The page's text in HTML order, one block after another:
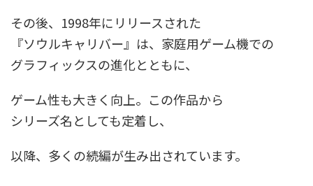
その後、1998年にリリースされた
『ソウルキャリバー』は、家庭用ゲーム機での
グラフィックスの進化とともに、
ゲーム性も大きく向上。この作品から
シリーズ名としても定着し、
以降、多くの続編が生み出されています。